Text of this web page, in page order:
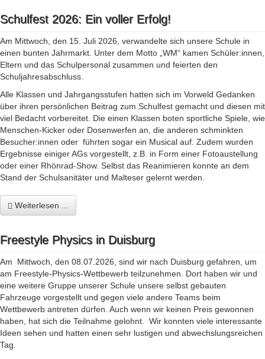
Schulfest 2026: Ein voller Erfolg!
Am Mittwoch, den 15. Juli 2026, verwandelte sich unsere Schule in
einen bunten Jahrmarkt. Unter dem Motto „WM“ kamen Schüler:innen,
Eltern und das Schulpersonal zusammen und feierten den
Schuljahresabschluss.
Alle Klassen und Jahrgangsstufen hatten sich im Vorweld Gedanken
über ihren persönlichen Beitrag zum Schulfest gemacht und diesen mit
viel Bedacht vorbereitet. Die einen Klassen boten sportliche Spiele, wie
Menschen-Kicker oder Dosenwerfen an, die anderen schminkten
Besucher:innen oder führten sogar ein Musical auf. Zudem wurden
Ergebnisse einiger AGs vorgestellt, z.B. in Form einer Fotoaustellung
oder einer Rhönrad-Show. Selbst das Reanimieren konnte an dem
Stand der Schulsanitäter und Malteser gelernt werden.
Weiterlesen ...
Freestyle Physics in Duisburg
Am Mittwoch, den 08.07.2026, sind wir nach Duisburg gefahren, um
am Freestyle-Physics-Wettbewerb teilzunehmen. Dort haben wir und
eine weitere Gruppe unserer Schule unsere selbst gebauten
Fahrzeuge vorgestellt und gegen viele andere Teams beim
Wettbewerb antreten dürfen. Auch wenn wir keinen Preis gewonnen
haben, hat sich die Teilnahme gelohnt. Wir konnten viele interessante
Ideen sehen und hatten einen sehr lustigen und abwechslungsreichen
Tag.